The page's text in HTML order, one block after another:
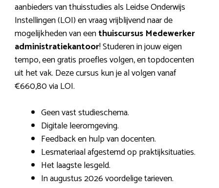
aanbieders van thuisstudies als Leidse Onderwijs
Instellingen (LOI) en vraag vrijblijvend naar de
mogelijkheden van eenthuiscursus Medewerker
administratiekantoor! Studeren in jouw eigen
tempo, een gratis proefles volgen, en topdocenten
uit het vak. Deze cursus kun je al volgen vanaf
€660,80 via LOI.
Geen vast studieschema.
Digitale leeromgeving.
Feedback en hulp van docenten.
Lesmateriaal afgestemd op praktijksituaties.
Het laagste lesgeld.
In augustus 2026 voordelige tarieven.